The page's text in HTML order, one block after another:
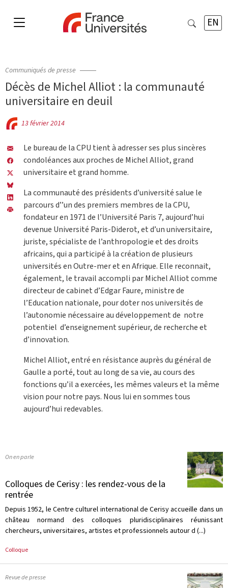
EN
Communiqués de presse
Décès de Michel Alliot : la communauté
universitaire en deuil
13 février 2014
Le bureau de la CPU tient à adresser ses plus sincères
condoléances aux proches de Michel Alliot, grand
universitaire et grand homme.
La communauté des présidents d’université salue le
parcours d’’un des premiers membres de la CPU,
fondateur en 1971 de l’Université Paris 7, aujourd’hui
devenue Université Paris-Diderot, et d’un universitaire,
juriste, spécialiste de l’anthropologie et des droits
africains, qui a participé à la création de plusieurs
universités en Outre-mer et en Afrique. Elle reconnait,
également, le travail accompli par Michel Alliot comme
directeur de cabinet d’Edgar Faure, ministre de
l’Education nationale, pour doter nos universités de
l’autonomie nécessaire au développement de notre
potentiel d’enseignement supérieur, de recherche et
d’innovation.
Michel Alliot, entré en résistance auprès du général de
Gaulle a porté, tout au long de sa vie, au cours des
fonctions qu’il a exercées, les mêmes valeurs et la même
vision pour notre pays. Nous lui en sommes tous
aujourd’hui redevables.
On en parle
Colloques de Cerisy : les rendez-vous de la
rentrée
Depuis 1952, le Centre culturel international de Cerisy accueille dans un
château normand des colloques pluridisciplinaires réunissant
chercheurs, universitaires, artistes et professionnels autour d (...)
Colloque
Revue de presse